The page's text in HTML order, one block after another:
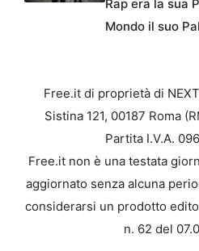
Rap era la sua
Mondo il suo
Free.it di proprietà di
Sistina 121, 00187 Roma
Partita I.V.A.
Free.it non è una testata
aggiornato senza alcuna
considerarsi un prodotto
n. 62 del